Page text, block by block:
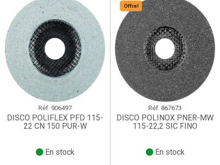
Réf. 906497
DISCO POLIFLEX PFD 115-
22 CN 150 PUR-W
En stock
Offre!
Réf. 867673
DISCO POLINOX PNER-MW
115-22,2 SIC FINO
En stock